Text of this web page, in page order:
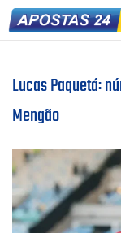
Lucas Paquetá:
Mengão